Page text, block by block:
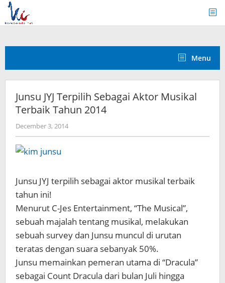
Skip
content
Menu
Junsu JYJ Terpilih Sebagai Aktor Musikal
Terbaik Tahun 2014
December 3, 2014by
Koreanindo
Junsu JYJ terpilih sebagai aktor musikal terbaik
tahun ini!
Menurut C-Jes Entertainment, “The Musical”,
sebuah majalah tentang musikal, melakukan
sebuah survey dan Junsu muncul di urutan
teratas dengan suara sebanyak 50%.
Junsu memainkan pemeran utama di “Dracula”
sebagai Count Dracula dari bulan Juli hingga